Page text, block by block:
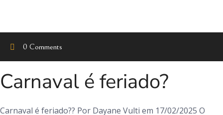
0 Comments
Carnaval é feriado?
Carnaval é feriado?? Por Dayane Vulti em 17/02/2025 O